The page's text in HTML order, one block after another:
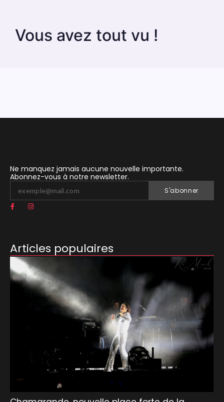
Vous avez tout vu !
Ne manquez jamais aucune nouvelle importante.
Abonnez-vous à notre newsletter.
S'abonner
Articles populaires